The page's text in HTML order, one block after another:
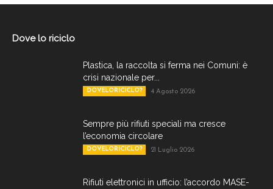
Dove lo riciclo
Plastica, la raccolta si ferma nei Comuni: è
crisi nazionale per...
DOVELORICICLO? 4 Agosto 2026
Sempre più rifiuti speciali ma cresce
l’economia circolare
DOVELORICICLO? 21 Luglio 2026
Rifiuti elettronici in ufficio: l’accordo MASE-